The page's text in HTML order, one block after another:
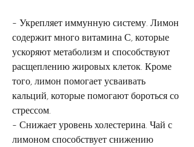
- Укрепляет иммунную систему. Лимон
содержит много витамина С, которые
ускоряют метаболизм и способствуют
расщеплению жировых клеток. Кроме
того, лимон помогает усваивать
кальций, которые помогают бороться со
стрессом.
- Снижает уровень холестерина. Чай с
лимоном способствует снижению